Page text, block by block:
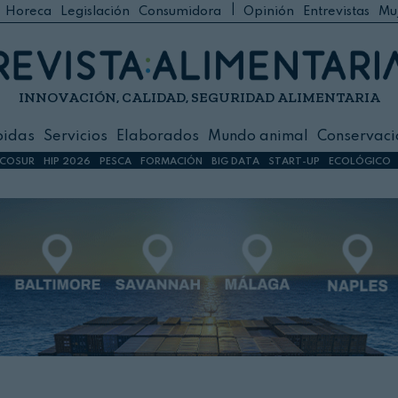
Horeca Legislación Consumidora Opinión Entrevistas
INNOVACIÓN, CALIDAD, SEGURIDAD ALIMENTARIA
Servicios Elaborados Mundo animal
Foodservice
primas
HIP 2026 PESCA FORMACIÓN BIG DATA START-UP ECOLÓGICO